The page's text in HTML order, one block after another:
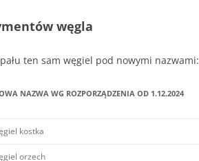
węgla
ten sam węgiel pod nowymi nazwami:
NAZWA WG ROZPORZĄDZENIA OD 1.12.2024
kostka
orzech